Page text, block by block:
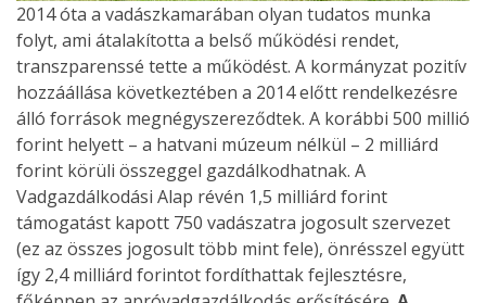
2014 óta a vadászkamarában olyan tudatos munka
folyt, ami átalakította a belső működési rendet,
transzparenssé tette a működést. A kormányzat pozitív
hozzáállása következtében a 2014 előtt rendelkezésre
álló források megnégyszereződtek. A korábbi 500 millió
forint helyett – a hatvani múzeum nélkül – 2 milliárd
forint körüli összeggel gazdálkodhatnak. A
Vadgazdálkodási Alap révén 1,5 milliárd forint
támogatást kapott 750 vadászatra jogosult szervezet
(ez az összes jogosult több mint fele), önrésszel együtt
így 2,4 milliárd forintot fordíthattak fejlesztésre,